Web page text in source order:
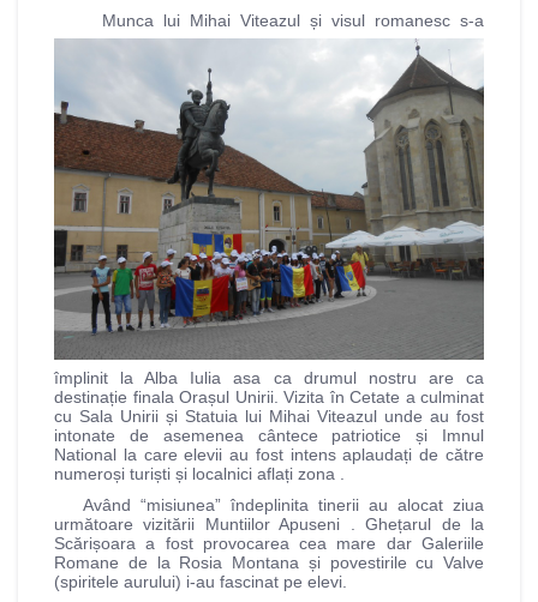
Munca lui Mihai Viteazul și visul romanesc s-a
împlinit la Alba Iulia asa ca drumul nostru are ca
destinație finala Orașul Unirii. Vizita în Cetate a culminat
cu Sala Unirii și Statuia lui Mihai Viteazul unde au fost
intonate de asemenea cântece patriotice și Imnul
National la care elevii au fost intens aplaudați de către
numeroși turiști și localnici aflați zona .
Având “misiunea” îndeplinita tinerii au alocat ziua
următoare vizitării Muntiilor Apuseni . Ghețarul de la
Scărișoara a fost provocarea cea mare dar Galeriile
Romane de la Rosia Montana și povestirile cu Valve
(spiritele aurului) i-au fascinat pe elevi.